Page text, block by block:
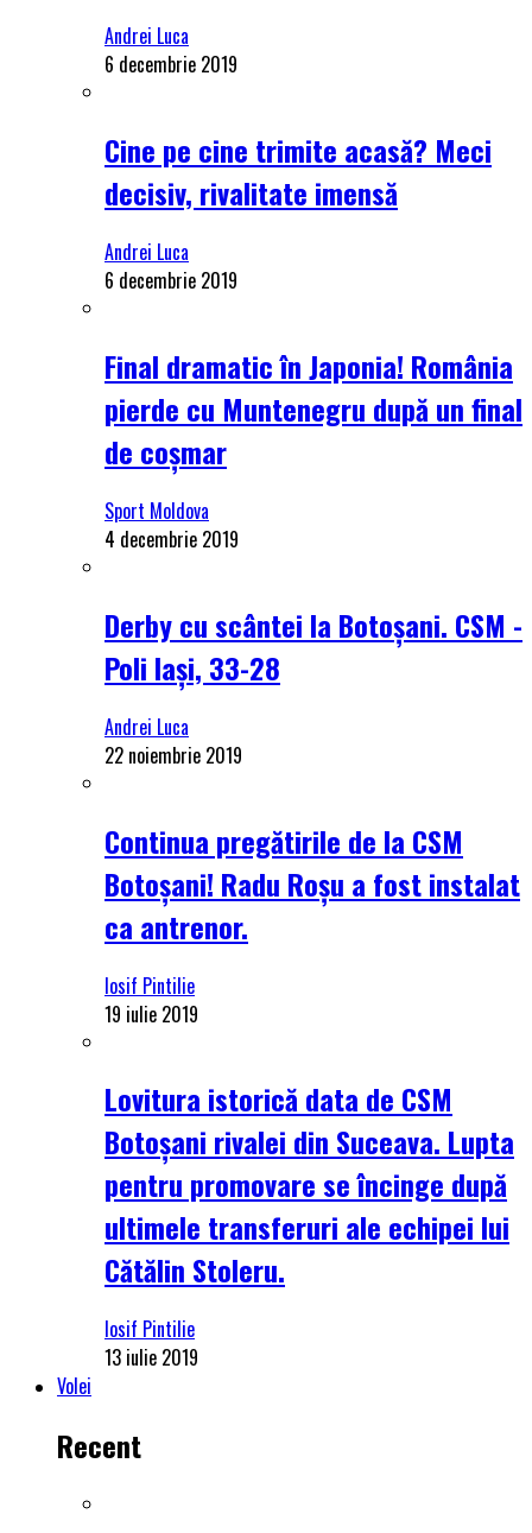
Andrei Luca
6 decembrie 2019
Cine pe cine trimite acasă? Meci
decisiv, rivalitate imensă
Andrei Luca
6 decembrie 2019
Final dramatic în Japonia! România
pierde cu Muntenegru după un final
de coșmar
Sport Moldova
4 decembrie 2019
Derby cu scântei la Botoșani. CSM -
Poli Iași, 33-28
Andrei Luca
22 noiembrie 2019
Continua pregătirile de la CSM
Botoșani! Radu Roșu a fost instalat
ca antrenor.
Iosif Pintilie
19 iulie 2019
Lovitura istorică data de CSM
Botoșani rivalei din Suceava. Lupta
pentru promovare se încinge după
ultimele transferuri ale echipei lui
Cătălin Stoleru.
Iosif Pintilie
13 iulie 2019
Volei
Recent